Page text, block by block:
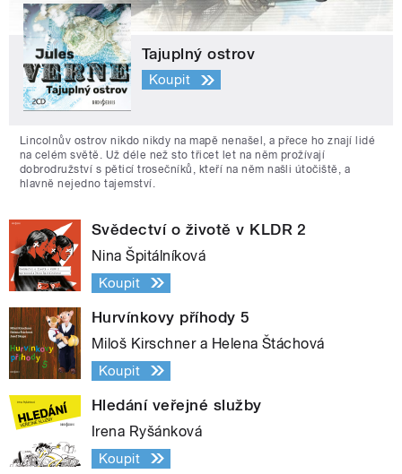
Tajuplný ostrov
Koupit
Lincolnův ostrov nikdo nikdy na mapě nenašel, a přece ho znají lidé
na celém světě. Už déle než sto třicet let na něm prožívají
dobrodružství s pěticí trosečníků, kteří na něm našli útočiště, a
hlavně nejedno tajemství.
Svědectví o životě v KLDR 2
Nina Špitálníková
Koupit
Hurvínkovy příhody 5
Miloš Kirschner a Helena Štáchová
Koupit
Hledání veřejné služby
Irena Ryšánková
Koupit